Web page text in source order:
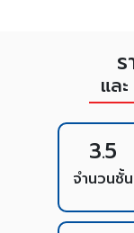
แล
3.5
จำนวนชั้น